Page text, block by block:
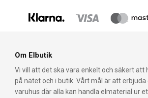
Om Elbutik
Vi vill att det ska vara enkelt och säkert att
på nätet och i butik. Vårt mål är att
varuhus där alla kan handla elmaterial ur